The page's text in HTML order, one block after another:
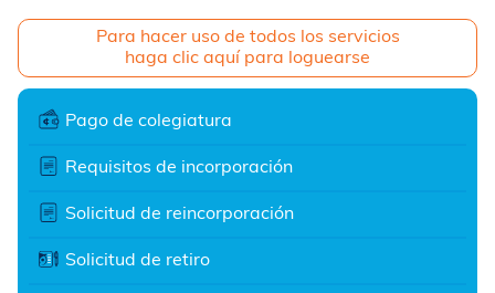
Para hacer uso de todos los servicios
haga clic aquí para loguearse
Pago de colegiatura
Requisitos de incorporación
Solicitud de reincorporación
Solicitud de retiro